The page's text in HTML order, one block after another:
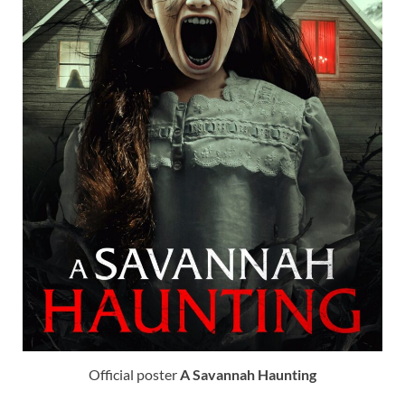
Official posterA Savannah Haunting